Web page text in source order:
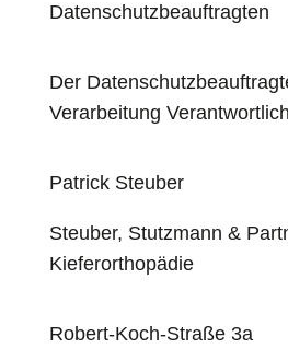
Datenschutzbeauftragten
Der
Verarbeitung
Patrick Steuber
Steuber, Stutzmann &
Kieferorthopädie
Robert-Koch-Straße 3a